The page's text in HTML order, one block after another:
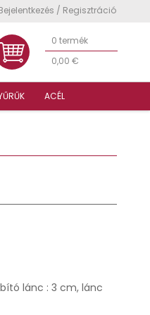
/ Regisztráció
0 termék
0,00 €
ACÉL
lánc : 3 cm, lánc